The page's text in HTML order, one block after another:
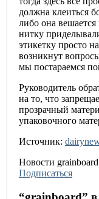
должна клеиться
либо она
нитку
этикетку просто
возникнут
мы постараемся
Руководитель
на то, что
прозрачный
упаковочного
Источник:
Новости grainboard
Подписаться